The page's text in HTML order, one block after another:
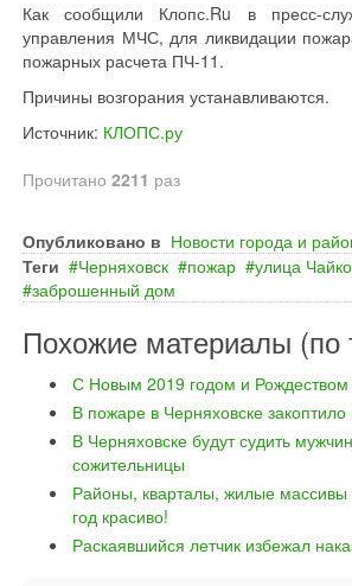
Как сообщили Клопс.Ru в пресс-
управления МЧС, для ликвидации
пожарных расчета ПЧ-11.
Причины возгорания устанавливаются.
Источник: КЛОПС.ру
Прочитано 2211 раз
Опубликовано в Новости города и
Теги
Черняховск пожар улица
заброшенный дом
Похожие материалы (по
С Новым 2019 годом и
В пожаре в Черняховске закоптило
В Черняховске будут судить
сожительницы
Районы, кварталы, жилые
год красиво!
Раскаявшийся летчик избежал